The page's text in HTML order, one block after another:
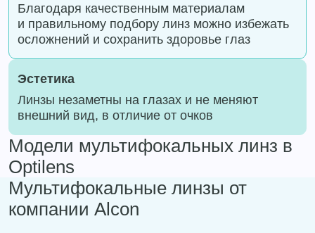
Благодаря качественным материалам
и правильному подбору линз можно избежать
осложнений и сохранить здоровье глаз
Эстетика
Линзы незаметны на глазах и не меняют
внешний вид, в отличие от очков
Модели мультифокальных линз в
Optilens
Мультифокальные линзы от
компании Alcon